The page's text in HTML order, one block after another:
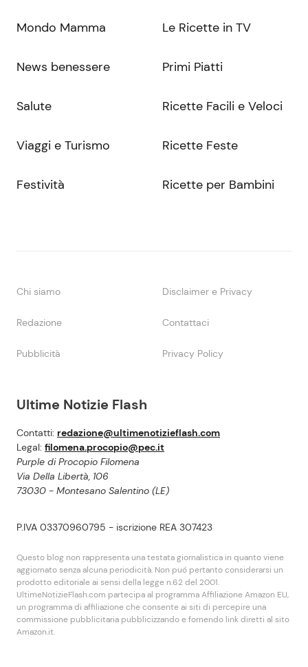
Ultime Notizie Flash
Contatti: redazione@ultimenotizieflash.com
Legal: filomena.procopio@pec.it
Purple di Procopio Filomena
Via Della Libertà, 106
73030 - Montesano Salentino (LE)
P.IVA 03370960795 - iscrizione REA 307423
Questo blog non rappresenta una testata giornalistica in quanto viene
aggiornato senza alcuna periodicità. Non puó pertanto considerarsi un
prodotto editoriale ai sensi della legge n.62 del 2001.
UltimeNotizieFlash.com partecipa al programma Affiliazione Amazon EU,
un programma di affiliazione che consente ai siti di percepire una
commissione pubblicitaria pubblicizzando e fornendo link diretti al sito
Amazon.it.
Mondo Mamma
News benessere
Salute
Viaggi e Turismo
Festività
Le Ricette in TV
Primi Piatti
Ricette Facili e Veloci
Ricette Feste
Ricette per Bambini
Chi siamo Disclaimer e Privacy
Redazione Contattaci
Pubblicità Privacy Policy